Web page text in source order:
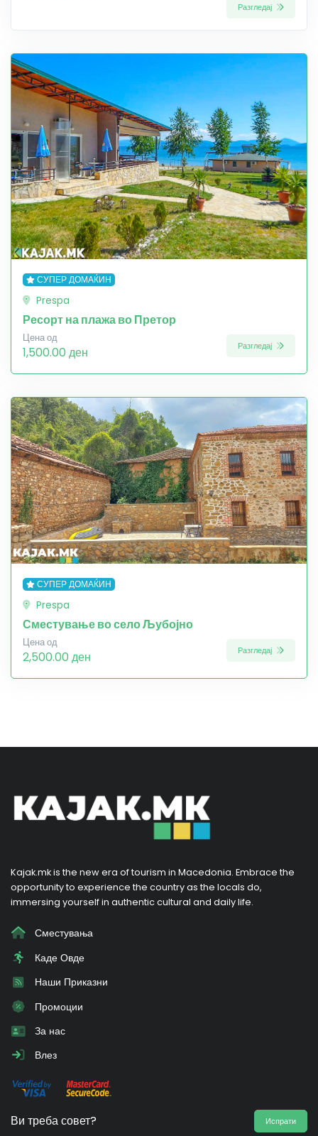
Разгледај
СУПЕР ДОМАЌИН
Prespa
Ресорт на плажа во Претор
Цена од
1,500.00 ден Разгледај
СУПЕР ДОМАЌИН
Prespa
Сместување во село Љубојно
Цена од
2,500.00 ден Разгледај
Kajak.mk is the new era of tourism in Macedonia. Embrace the
opportunity to experience the country as the locals do,
immersing yourself in authentic cultural and daily life.
Сместувања
Каде Овде
Наши Приказни
Промоции
За нас
Влез
Ви треба совет? Испрати